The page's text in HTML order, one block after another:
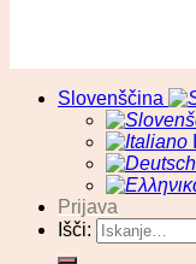
Slovenščina
Prijava
Išči: